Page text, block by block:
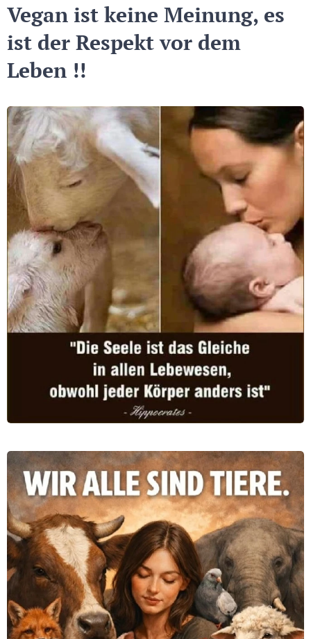
Vegan ist keine Meinung, es
ist der Respekt vor dem
Leben !!